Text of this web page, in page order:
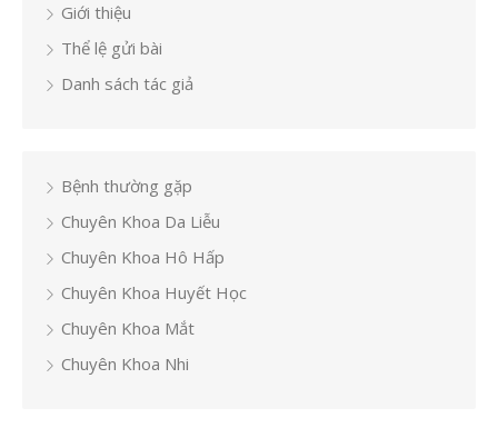
Giới thiệu
Thể lệ gửi bài
Danh sách tác giả
Bệnh thường gặp
Chuyên Khoa Da Liễu
Chuyên Khoa Hô Hấp
Chuyên Khoa Huyết Học
Chuyên Khoa Mắt
Chuyên Khoa Nhi